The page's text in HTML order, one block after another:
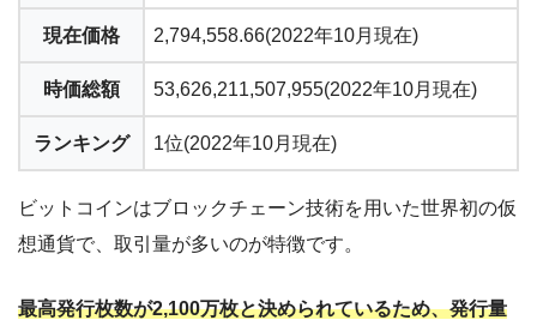
現在価格 2,794,558.66(2022年10月現在)
時価総額 53,626,211,507,955(2022年10月現在)
ランキング 1位(2022年10月現在)
ビットコインはブロックチェーン技術を用いた世界初の仮
想通貨で、取引量が多いのが特徴です。
最高発行枚数が2,100万枚と決められているため、発行量